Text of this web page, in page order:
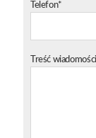
Telefon*
Treść wiadomości